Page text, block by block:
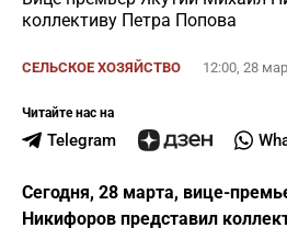
коллективу Петра Попова
СЕЛЬСКОЕ ХОЗЯЙСТВО 12:00, 28
Читайте нас на
Telegram
Сегодня, 28 марта, вице-
Никифоров представил